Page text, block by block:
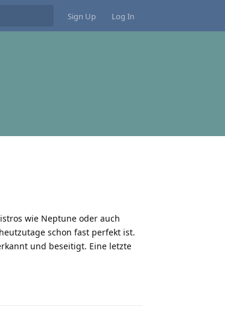
Sign Up Log In
wie Neptune oder auch
schon fast perfekt ist.
und beseitigt. Eine letzte